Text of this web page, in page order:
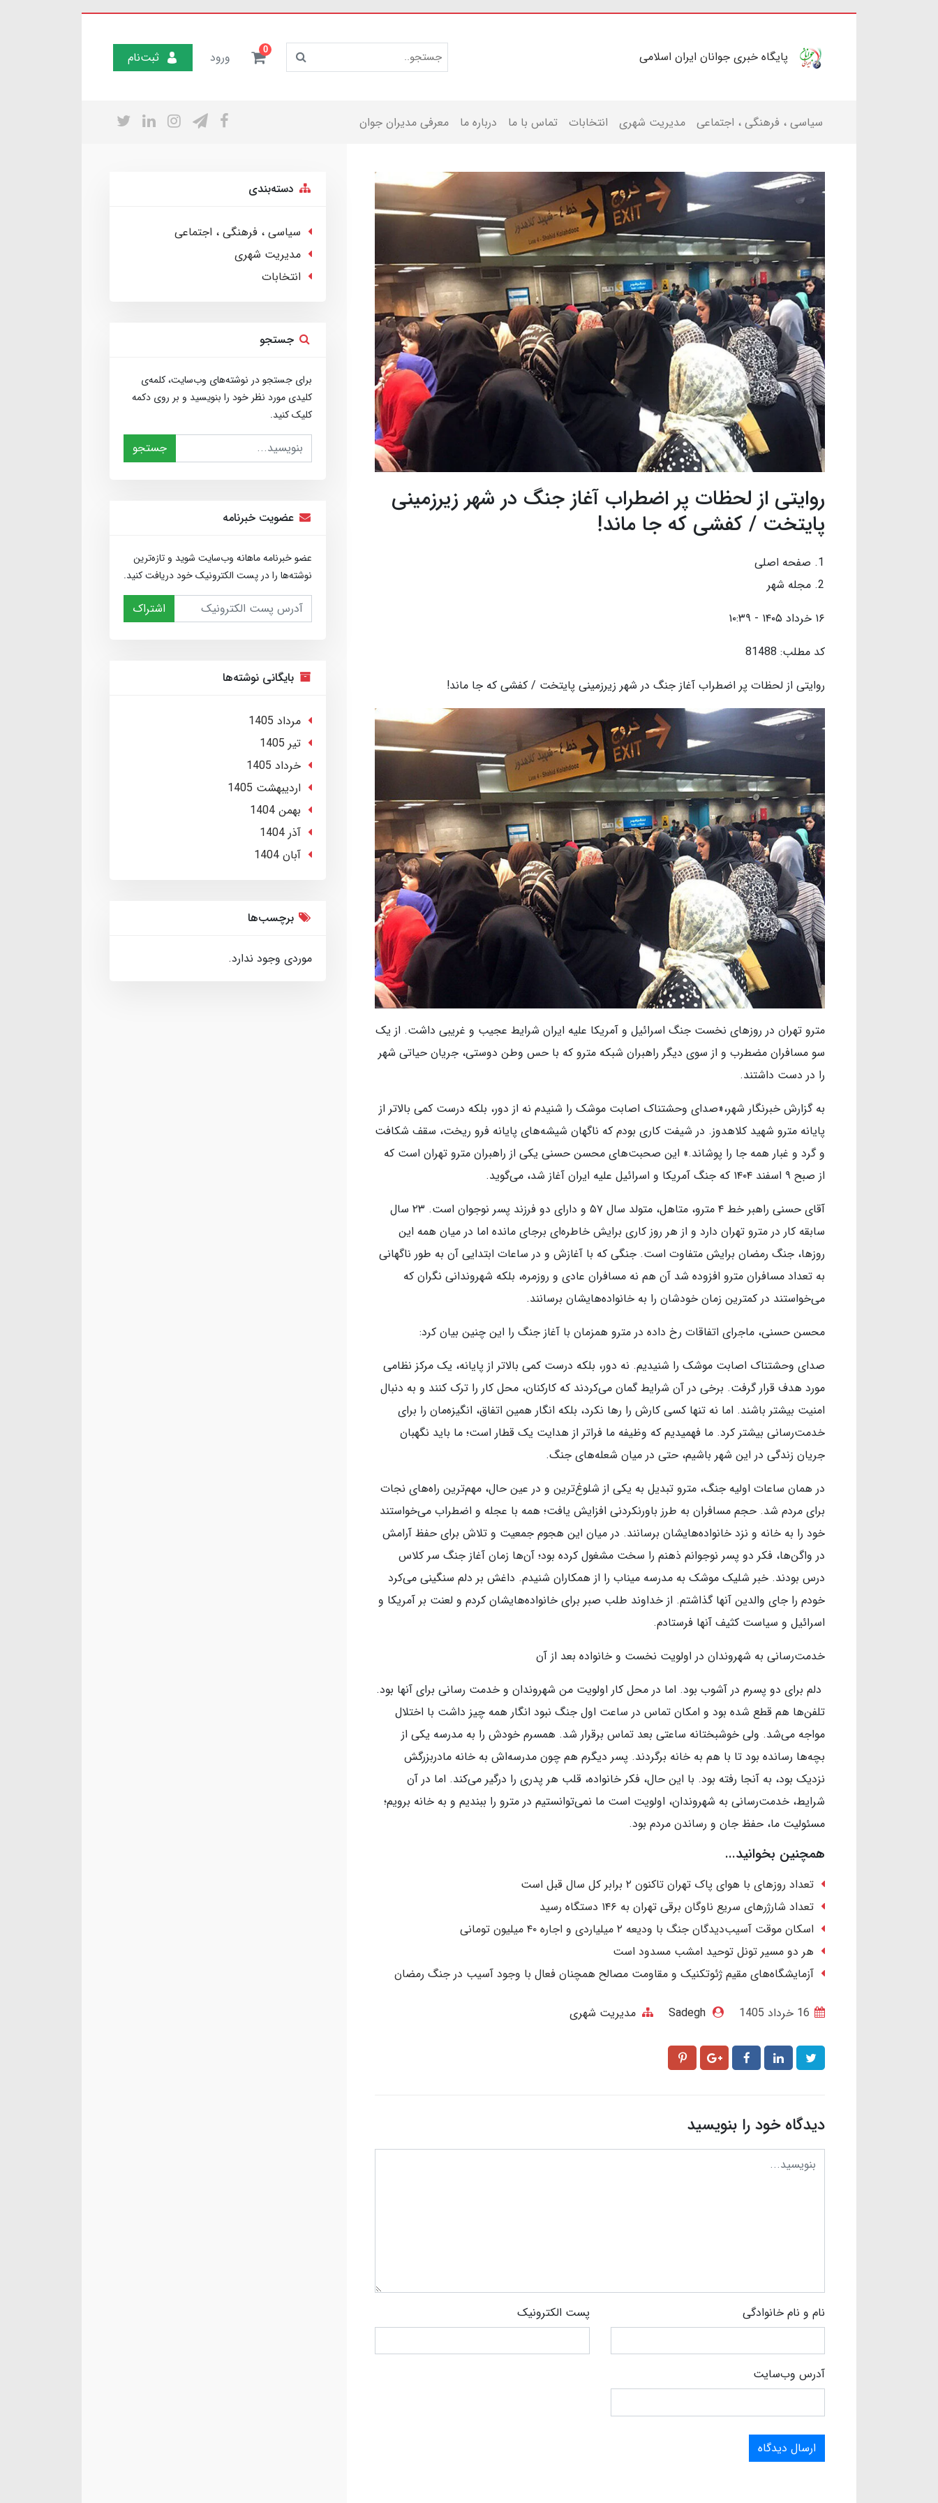
پایگاه خبری جوانان ایران اسلامی 0 ورود ثبت‌نام
سیاسی ، فرهنگی ، اجتماعی مدیریت شهری انتخابات تماس با ما درباره ما معرفی مدیران جوان
روایتی از لحظات پر اضطراب آغاز جنگ در شهر زیرزمینی
پایتخت / کفشی که جا ماند!
صفحه اصلی
مجله شهر
۱۶ خرداد ۱۴۰۵ - ۱۰:۳۹
کد مطلب: 81488
روایتی از لحظات پر اضطراب آغاز جنگ در شهر زیرزمینی پایتخت / کفشی که جا ماند!
مترو تهران در روزهای نخست جنگ اسرائیل و آمریکا علیه ایران شرایط عجیب و غریبی داشت. از یک
سو مسافران مضطرب و از سوی دیگر راهبران شبکه مترو که با حس وطن دوستی، جریان حیاتی شهر
را در دست داشتند.
به گزارش خبرنگار شهر،«صدای وحشتناک اصابت موشک را شنیدم نه از دور، بلکه درست کمی بالاتر از
پایانه مترو شهید کلاهدوز. در شیفت کاری بودم که ناگهان شیشه‌های پایانه فرو ریخت، سقف شکافت
و گرد و غبار همه جا را پوشاند.» این صحبت‌های محسن حسنی یکی از راهبران مترو تهران است که
از صبح ۹ اسفند ۱۴۰۴ که جنگ آمریکا و اسرائیل علیه ایران آغاز شد، می‌گوید.
آقای حسنی راهبر خط ۴ مترو، متاهل، متولد سال ۵۷ و دارای دو فرزند پسر نوجوان است. ۲۳ سال
سابقه کار در مترو تهران دارد و از هر روز کاری برایش خاطره‌ای برجای مانده اما در میان همه این
روزها، جنگ رمضان برایش متفاوت است. جنگی که با آغازش و در ساعات ابتدایی آن به طور ناگهانی
به تعداد مسافران مترو افزوده شد آن هم نه مسافران عادی و روزمره، بلکه شهروندانی نگران که
می‌خواستند در کمترین زمان خودشان را به خانواده‌هایشان برسانند.
محسن حسنی، ماجرای اتفاقات رخ داده در مترو همزمان با آغاز جنگ را این چنین بیان کرد:
صدای وحشتناک اصابت موشک را شنیدیم. نه دور، بلکه درست کمی بالاتر از پایانه، یک مرکز نظامی
مورد هدف قرار گرفت. برخی در آن شرایط گمان می‌کردند که کارکنان، محل کار را ترک کنند و به دنبال
امنیت بیشتر باشند. اما نه تنها کسی کارش را رها نکرد، بلکه انگار همین اتفاق، انگیزه‌مان را برای
خدمت‌رسانی بیشتر کرد. ما فهمیدیم که وظیفه ما فراتر از هدایت یک قطار است؛ ما باید نگهبان
جریان زندگی در این شهر باشیم، حتی در میان شعله‌های جنگ.
در همان ساعات اولیه جنگ، مترو تبدیل به یکی از شلوغ‌ترین و در عین حال، مهم‌ترین راه‌های نجات
برای مردم شد. حجم مسافران به طرز باورنکردنی افزایش یافت؛ همه با عجله و اضطراب می‌خواستند
خود را به خانه‌ و نزد خانواده‌هایشان برسانند. در میان این هجوم جمعیت و تلاش برای حفظ آرامش
در واگن‌ها، فکر دو پسر نوجوانم ذهنم را سخت مشغول کرده بود؛ آن‌ها زمان آغاز جنگ سر کلاس
درس بودند. خبر شلیک موشک به مدرسه میناب را از همکاران شنیدم. داغش بر دلم سنگینی می‌کرد
خودم را جای والدین آنها گذاشتم. از خداوند طلب صبر برای خانواده‌هایشان کردم و لعنت بر آمریکا و
اسرائیل و سیاست کثیف آنها فرستادم.
خدمت‌رسانی به شهروندان در اولویت نخست و خانواده بعد از آن
دلم برای دو پسرم در آشوب بود. اما در محل کار اولویت من شهروندان و خدمت رسانی برای آنها بود.
تلفن‌ها هم قطع شده بود و امکان تماس در ساعت اول جنگ نبود انگار همه چیز داشت با اختلال
مواجه می‌شد. ولی خوشبختانه ساعتی بعد تماس برقرار شد. همسرم خودش را به مدرسه یکی از
بچه‌ها رسانده بود تا با هم به خانه برگردند. پسر دیگرم هم چون مدرسه‌اش به خانه مادربزرگش
نزدیک بود، به آنجا رفته بود. با این حال، فکر خانواده، قلب هر پدری را درگیر می‌کند. اما در آن
شرایط، خدمت‌رسانی به شهروندان، اولویت است ما نمی‌توانستیم در مترو را ببندیم و به خانه برویم؛
مسئولیت ما، حفظ جان و رساندن مردم بود.
همچنین بخوانید...
تعداد روزهای با هوای پاک تهران تاکنون ۲ برابر کل سال قبل است
تعداد شارژرهای سریع ناوگان برقی تهران به ۱۴۶ دستگاه رسید
اسکان موقت آسیب‌دیدگان جنگ با ودیعه ۲ میلیاردی و اجاره ۴۰ میلیون تومانی
هر دو مسیر تونل توحید امشب مسدود است
آزمایشگاه‌های مقیم ژئوتکنیک و مقاومت مصالح همچنان فعال با وجود آسیب در جنگ رمضان
Sadegh مدیریت شهری
دیدگاه خود را بنویسید
نام و نام خانوادگی پست الکترونیک
آدرس وب‌سایت
ارسال دیدگاه
دسته‌بندی
سیاسی ، فرهنگی ، اجتماعی
مدیریت شهری
انتخابات
جستجو
برای جستجو در نوشته‌های وب‌سایت، کلمه‌ی
کلیدی مورد نظر خود را بنویسید و بر روی دکمه
کلیک کنید.
جستجو
عضویت خبرنامه
عضو خبرنامه ماهانه وب‌سایت شوید و تازه‌ترین
نوشته‌ها را در پست الکترونیک خود دریافت کنید.
اشتراک
بایگانی نوشته‌ها
مرداد 1405
تير 1405
خرداد 1405
ارديبهشت 1405
بهمن 1404
آذر 1404
آبان 1404
برچسب‌ها
موردی وجود ندارد.